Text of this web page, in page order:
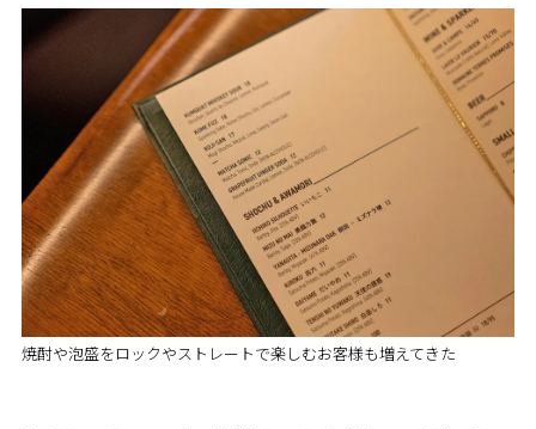
焼酎や泡盛をロックやストレートで楽しむお客様も増えてきた